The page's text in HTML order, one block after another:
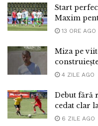
Start
Maxim
13 ORE AGO
Miza pe
4 ZILE AGO
Debut fără
cedat clar
6 ZILE AGO